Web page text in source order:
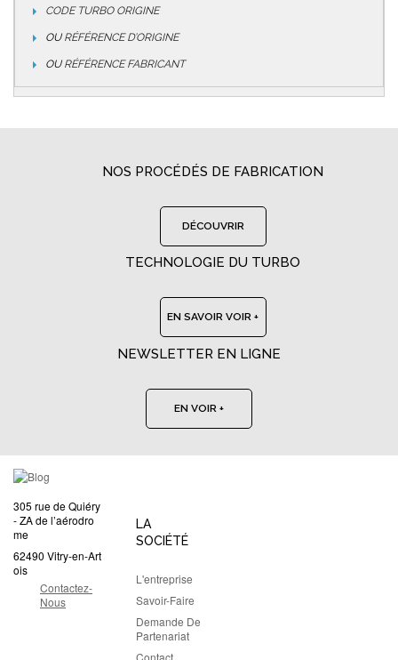
CODE TURBO ORIGINE
OURÉFÉRENCE D’ORIGINE
OURÉFÉRENCE FABRICANT
NOS PROCÉDÉS DE FABRICATION
DÉCOUVRIR
TECHNOLOGIE DU TURBO
EN SAVOIR VOIR +
NEWSLETTER EN LIGNE
EN VOIR +
305 rue de Quiéry
- ZA de l’aérodro
me
62490 Vitry-en-Art
ois
Contactez-
Nous
LA
SOCIÉTÉ
L'entreprise
Savoir-Faire
Demande De
Partenariat
Contact